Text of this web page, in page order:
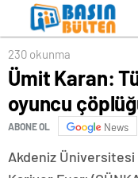
230 okunma
Ümit Karan:
oyuncu
ABONE OL News
Akdeniz